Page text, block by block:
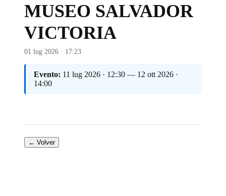
MUSEO SALVADOR
VICTORIA
01 lug 2026 · 17:23
Evento: 11 lug 2026 · 12:30 — 12 ott 2026 ·
14:00
← Volver